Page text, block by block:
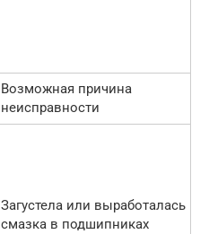
Возможная причина
неисправности
Загустела или выработалась
смазка в подшипниках